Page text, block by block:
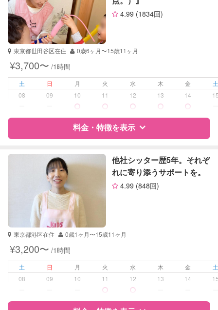
社会
英語
サポートの特徴
資格
企業型割引対象(旧内閣府補助対象)
自治体届出済ベビーシッター
看護師
受験対策
学校/塾の補習・宿題
小学生
中学生
国語
数学
古文
日本史
英検
4.99 (1834回)
東京都世田谷区在住 0歳6ヶ月〜15歳11ヶ月
¥3,700〜 /1時間
土 日 月 火 水 木 金
08
09 10 11 12 13 14
料金・特徴を表示
特徴 料金 レビュー
サポートの特徴
保育士
幼稚園教諭
受験対策 なし
なし
他社シッター歴5年。それぞ
れに寄り添うサポートを。
4.99 (848回)
東京都港区在住 0歳1ヶ月〜15歳11ヶ月
¥3,200〜 /1時間
土 日 月 火 水 木 金
08
09 10 11 12 13 14